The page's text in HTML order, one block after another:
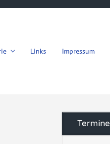
Links Impressum
Termine